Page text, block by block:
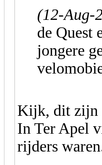
(12-Aug-
de Quest
jongere
Kijk, dit zijn
In Ter Apel
rijders